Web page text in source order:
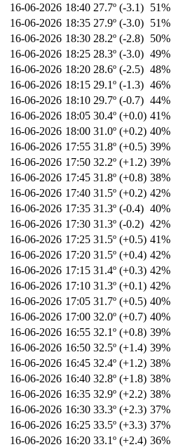
16-06-2026 18:40 27.7º (-3.1) 51%
16-06-2026 18:35 27.9º (-3.0) 51%
16-06-2026 18:30 28.2º (-2.8) 50%
16-06-2026 18:25 28.3º (-3.0) 49%
16-06-2026 18:20 28.6º (-2.5) 48%
16-06-2026 18:15 29.1º (-1.3) 46%
16-06-2026 18:10 29.7º (-0.7) 44%
16-06-2026 18:05 30.4º (+0.0) 41%
16-06-2026 18:00 31.0º (+0.2) 40%
16-06-2026 17:55 31.8º (+0.5) 39%
16-06-2026 17:50 32.2º (+1.2) 39%
16-06-2026 17:45 31.8º (+0.8) 38%
16-06-2026 17:40 31.5º (+0.2) 42%
16-06-2026 17:35 31.3º (-0.4) 40%
16-06-2026 17:30 31.3º (-0.2) 42%
16-06-2026 17:25 31.5º (+0.5) 41%
16-06-2026 17:20 31.5º (+0.4) 42%
16-06-2026 17:15 31.4º (+0.3) 42%
16-06-2026 17:10 31.3º (+0.1) 42%
16-06-2026 17:05 31.7º (+0.5) 40%
16-06-2026 17:00 32.0º (+0.7) 40%
16-06-2026 16:55 32.1º (+0.8) 39%
16-06-2026 16:50 32.5º (+1.4) 39%
16-06-2026 16:45 32.4º (+1.2) 38%
16-06-2026 16:40 32.8º (+1.8) 38%
16-06-2026 16:35 32.9º (+2.2) 38%
16-06-2026 16:30 33.3º (+2.3) 37%
16-06-2026 16:25 33.5º (+3.3) 37%
16-06-2026 16:20 33.1º (+2.4) 36%